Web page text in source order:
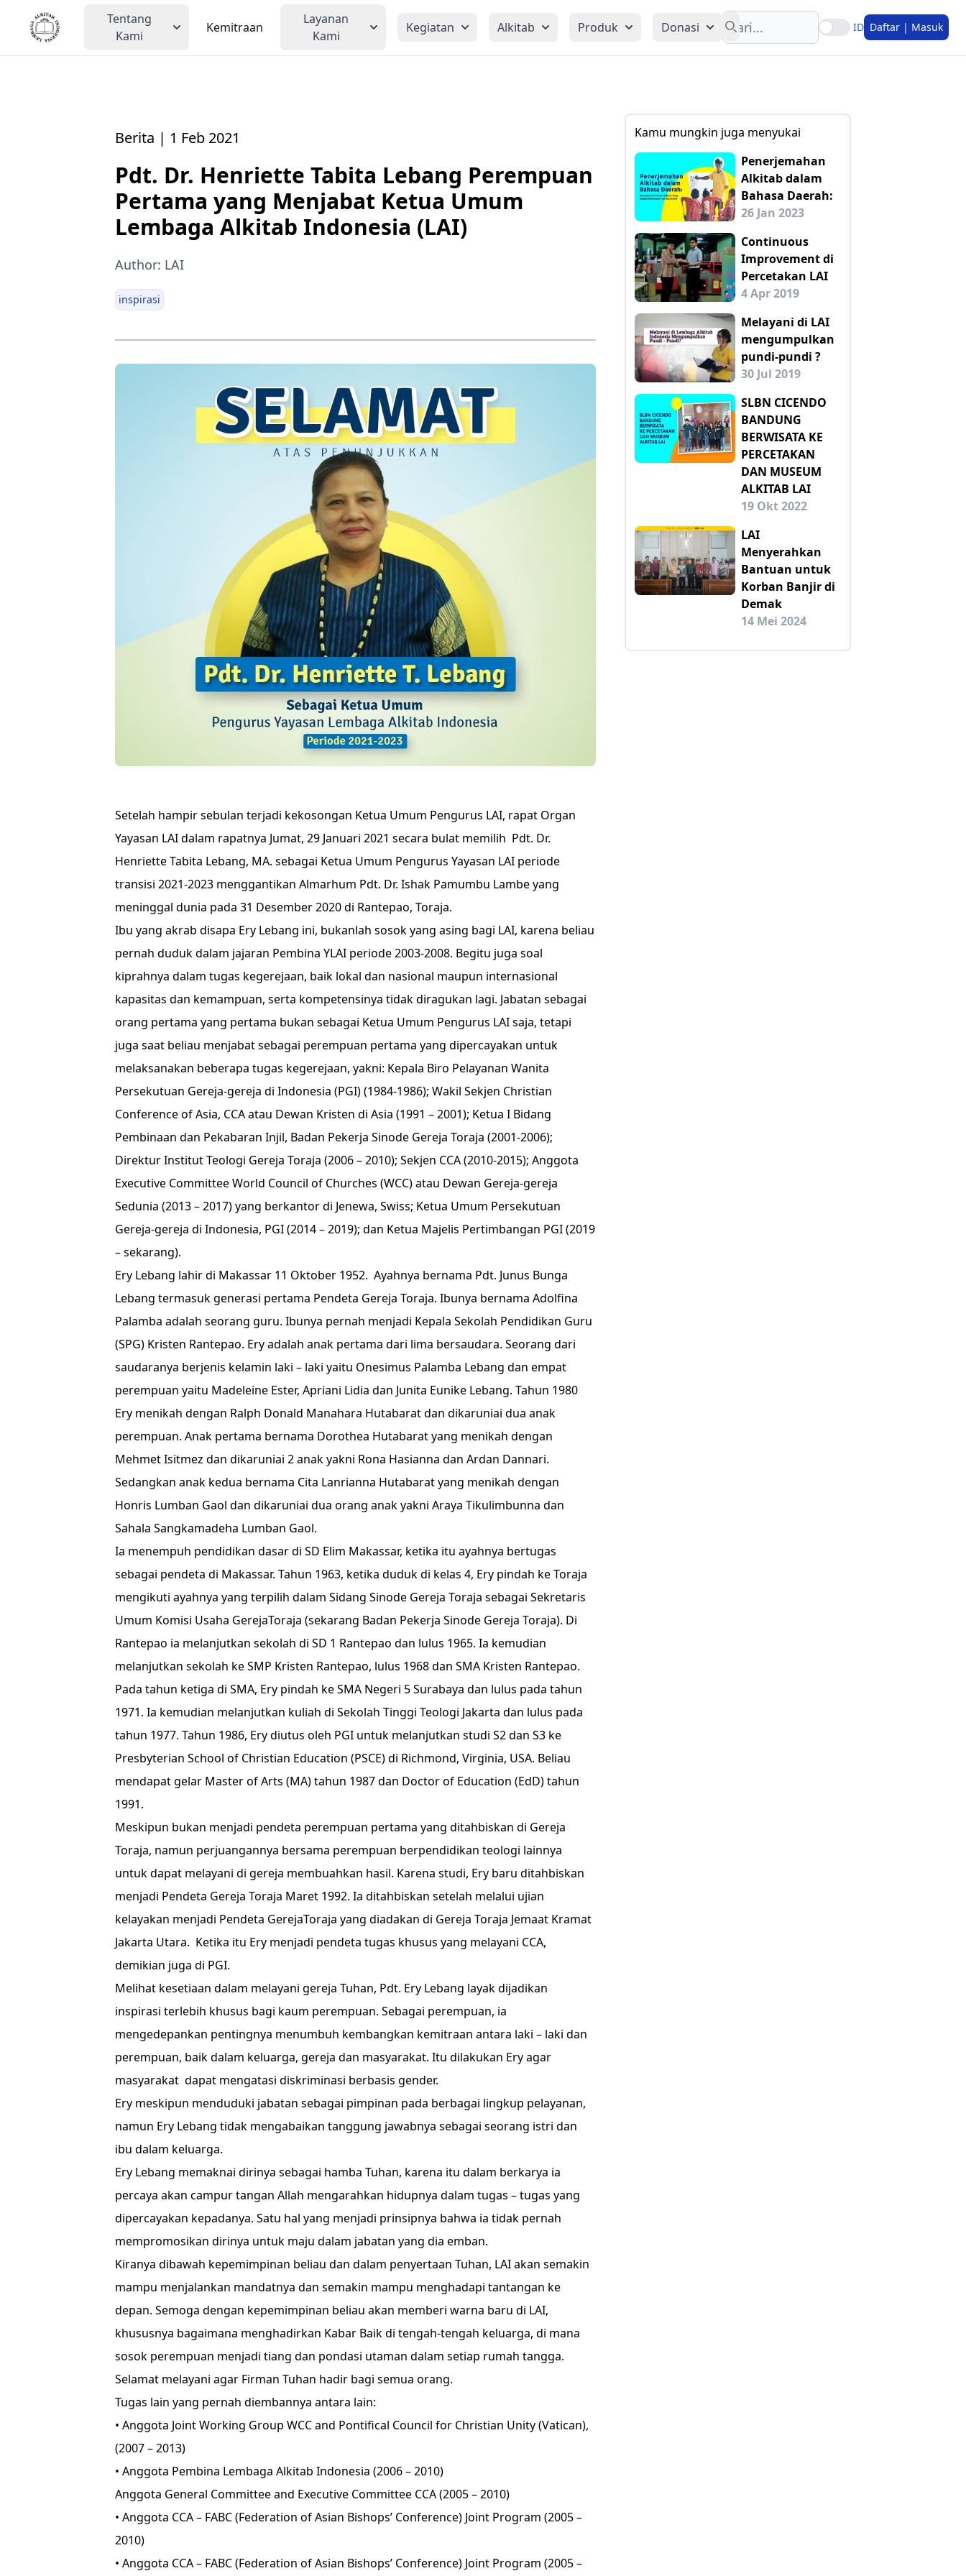
Tentang
Kami
Kemitraan
Layanan
Kami
Kegiatan Alkitab Produk Donasi
Search
ID Daftar | Masuk
Berita | 1 Feb 2021
Pdt. Dr. Henriette Tabita Lebang Perempuan
Pertama yang Menjabat Ketua Umum
Lembaga Alkitab Indonesia (LAI)
Author: LAI
inspirasi
Setelah hampir sebulan terjadi kekosongan Ketua Umum Pengurus LAI, rapat Organ
Yayasan LAI dalam rapatnya Jumat, 29 Januari 2021 secara bulat memilih Pdt. Dr.
Henriette Tabita Lebang, MA. sebagai Ketua Umum Pengurus Yayasan LAI periode
transisi 2021-2023 menggantikan Almarhum Pdt. Dr. Ishak Pamumbu Lambe yang
meninggal dunia pada 31 Desember 2020 di Rantepao, Toraja.
Ibu yang akrab disapa Ery Lebang ini, bukanlah sosok yang asing bagi LAI, karena beliau
pernah duduk dalam jajaran Pembina YLAI periode 2003-2008. Begitu juga soal
kiprahnya dalam tugas kegerejaan, baik lokal dan nasional maupun internasional
kapasitas dan kemampuan, serta kompetensinya tidak diragukan lagi. Jabatan sebagai
orang pertama yang pertama bukan sebagai Ketua Umum Pengurus LAI saja, tetapi
juga saat beliau menjabat sebagai perempuan pertama yang dipercayakan untuk
melaksanakan beberapa tugas kegerejaan, yakni: Kepala Biro Pelayanan Wanita
Persekutuan Gereja-gereja di Indonesia (PGI) (1984-1986); Wakil Sekjen Christian
Conference of Asia, CCA atau Dewan Kristen di Asia (1991 – 2001); Ketua I Bidang
Pembinaan dan Pekabaran Injil, Badan Pekerja Sinode Gereja Toraja (2001-2006);
Direktur Institut Teologi Gereja Toraja (2006 – 2010); Sekjen CCA (2010-2015); Anggota
Executive Committee World Council of Churches (WCC) atau Dewan Gereja-gereja
Sedunia (2013 – 2017) yang berkantor di Jenewa, Swiss; Ketua Umum Persekutuan
Gereja-gereja di Indonesia, PGI (2014 – 2019); dan Ketua Majelis Pertimbangan PGI (2019
– sekarang).
Ery Lebang lahir di Makassar 11 Oktober 1952. Ayahnya bernama Pdt. Junus Bunga
Lebang termasuk generasi pertama Pendeta Gereja Toraja. Ibunya bernama Adolfina
Palamba adalah seorang guru. Ibunya pernah menjadi Kepala Sekolah Pendidikan Guru
(SPG) Kristen Rantepao. Ery adalah anak pertama dari lima bersaudara. Seorang dari
saudaranya berjenis kelamin laki – laki yaitu Onesimus Palamba Lebang dan empat
perempuan yaitu Madeleine Ester, Apriani Lidia dan Junita Eunike Lebang. Tahun 1980
Ery menikah dengan Ralph Donald Manahara Hutabarat dan dikaruniai dua anak
perempuan. Anak pertama bernama Dorothea Hutabarat yang menikah dengan
Mehmet Isitmez dan dikaruniai 2 anak yakni Rona Hasianna dan Ardan Dannari.
Sedangkan anak kedua bernama Cita Lanrianna Hutabarat yang menikah dengan
Honris Lumban Gaol dan dikaruniai dua orang anak yakni Araya Tikulimbunna dan
Sahala Sangkamadeha Lumban Gaol.
Ia menempuh pendidikan dasar di SD Elim Makassar, ketika itu ayahnya bertugas
sebagai pendeta di Makassar. Tahun 1963, ketika duduk di kelas 4, Ery pindah ke Toraja
mengikuti ayahnya yang terpilih dalam Sidang Sinode Gereja Toraja sebagai Sekretaris
Umum Komisi Usaha GerejaToraja (sekarang Badan Pekerja Sinode Gereja Toraja). Di
Rantepao ia melanjutkan sekolah di SD 1 Rantepao dan lulus 1965. Ia kemudian
melanjutkan sekolah ke SMP Kristen Rantepao, lulus 1968 dan SMA Kristen Rantepao.
Pada tahun ketiga di SMA, Ery pindah ke SMA Negeri 5 Surabaya dan lulus pada tahun
1971. Ia kemudian melanjutkan kuliah di Sekolah Tinggi Teologi Jakarta dan lulus pada
tahun 1977. Tahun 1986, Ery diutus oleh PGI untuk melanjutkan studi S2 dan S3 ke
Presbyterian School of Christian Education (PSCE) di Richmond, Virginia, USA. Beliau
mendapat gelar Master of Arts (MA) tahun 1987 dan Doctor of Education (EdD) tahun
1991.
Meskipun bukan menjadi pendeta perempuan pertama yang ditahbiskan di Gereja
Toraja, namun perjuangannya bersama perempuan berpendidikan teologi lainnya
untuk dapat melayani di gereja membuahkan hasil. Karena studi, Ery baru ditahbiskan
menjadi Pendeta Gereja Toraja Maret 1992. Ia ditahbiskan setelah melalui ujian
kelayakan menjadi Pendeta GerejaToraja yang diadakan di Gereja Toraja Jemaat Kramat
Jakarta Utara. Ketika itu Ery menjadi pendeta tugas khusus yang melayani CCA,
demikian juga di PGI.
Melihat kesetiaan dalam melayani gereja Tuhan, Pdt. Ery Lebang layak dijadikan
inspirasi terlebih khusus bagi kaum perempuan. Sebagai perempuan, ia
mengedepankan pentingnya menumbuh kembangkan kemitraan antara laki – laki dan
perempuan, baik dalam keluarga, gereja dan masyarakat. Itu dilakukan Ery agar
masyarakat dapat mengatasi diskriminasi berbasis gender.
Ery meskipun menduduki jabatan sebagai pimpinan pada berbagai lingkup pelayanan,
namun Ery Lebang tidak mengabaikan tanggung jawabnya sebagai seorang istri dan
ibu dalam keluarga.
Ery Lebang memaknai dirinya sebagai hamba Tuhan, karena itu dalam berkarya ia
percaya akan campur tangan Allah mengarahkan hidupnya dalam tugas – tugas yang
dipercayakan kepadanya. Satu hal yang menjadi prinsipnya bahwa ia tidak pernah
mempromosikan dirinya untuk maju dalam jabatan yang dia emban.
Kiranya dibawah kepemimpinan beliau dan dalam penyertaan Tuhan, LAI akan semakin
mampu menjalankan mandatnya dan semakin mampu menghadapi tantangan ke
depan. Semoga dengan kepemimpinan beliau akan memberi warna baru di LAI,
khususnya bagaimana menghadirkan Kabar Baik di tengah-tengah keluarga, di mana
sosok perempuan menjadi tiang dan pondasi utaman dalam setiap rumah tangga.
Selamat melayani agar Firman Tuhan hadir bagi semua orang.
Tugas lain yang pernah diembannya antara lain:
• Anggota Joint Working Group WCC and Pontifical Council for Christian Unity (Vatican),
(2007 – 2013)
• Anggota Pembina Lembaga Alkitab Indonesia (2006 – 2010)
Anggota General Committee and Executive Committee CCA (2005 – 2010)
• Anggota CCA – FABC (Federation of Asian Bishops’ Conference) Joint Program (2005 –
2010)
• Anggota CCA – FABC (Federation of Asian Bishops’ Conference) Joint Program (2005 –
Kamu mungkin juga menyukai
Penerjemahan
Alkitab dalam
Bahasa Daerah:
26 Jan 2023
Continuous
Improvement di
Percetakan LAI
4 Apr 2019
Melayani di LAI
mengumpulkan
pundi-pundi ?
30 Jul 2019
SLBN CICENDO
BANDUNG
BERWISATA KE
PERCETAKAN
DAN MUSEUM
ALKITAB LAI
19 Okt 2022
LAI
Menyerahkan
Bantuan untuk
Korban Banjir di
Demak
14 Mei 2024